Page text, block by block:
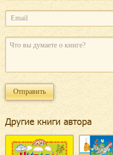
Другие книги автора